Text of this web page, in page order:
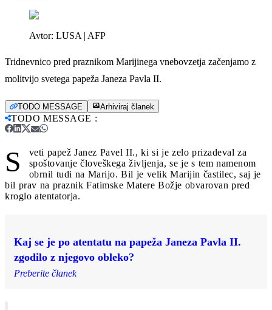
Avtor: LUSA | AFP
Tridnevnico pred praznikom Marijinega vnebovzetja začenjamo z
molitvijo svetega papeža Janeza Pavla II.
TODO MESSAGE Arhiviraj članek
TODO MESSAGE :
S
veti papež Janez Pavel II., ki si je zelo prizadeval za
spoštovanje človeškega življenja, se je s tem namenom
obrnil tudi na Marijo. Bil je velik Marijin častilec, saj je
bil prav na praznik Fatimske Matere Božje obvarovan pred
kroglo atentatorja.
Kaj se je po atentatu na papeža Janeza Pavla II.
zgodilo z njegovo obleko?
Preberite članek